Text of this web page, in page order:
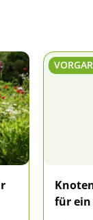
für ein